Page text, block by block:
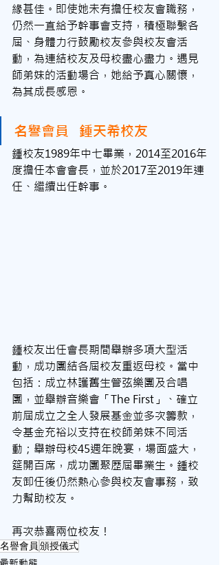
緣甚佳。即使她未有擔任校友會職務，
仍然一直給予幹事會支持，積極聯繫各
屆、身體力行鼓勵校友參與校友會活
動，為連結校友及母校盡心盡力。遇見
師弟妹的活動場合，她給予真心關懷，
為其成長感恩。
名譽會員   鍾天希校友
鍾校友1989年中七畢業，2014至2016年
度擔任本會會長，並於2017至2019年連
任、繼續出任幹事。
鍾校友出任會長期間舉辦多項大型活
動，成功團結各屆校友重返母校。當中
包括：成立林護舊生管弦樂團及合唱
團，並舉辦音樂會「The First」、確立
前屆成立之全人發展基金並多次籌款，
令基金充裕以支持在校師弟妹不同活
動；舉辦母校45週年晚宴，場面盛大，
筵開百席，成功團聚歷屆畢業生。鍾校
友卸任後仍然熱心參與校友會事務，致
力幫助校友。
再次恭喜兩位校友！
名譽會員 頒授儀式